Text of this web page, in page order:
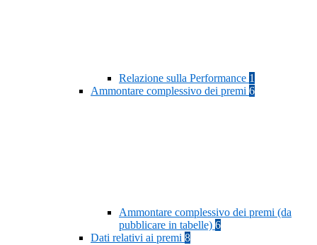
Relazione sulla Performance 1
Ammontare complessivo dei premi 6
Ammontare complessivo dei premi (da
pubblicare in tabelle) 6
Dati relativi ai premi 8